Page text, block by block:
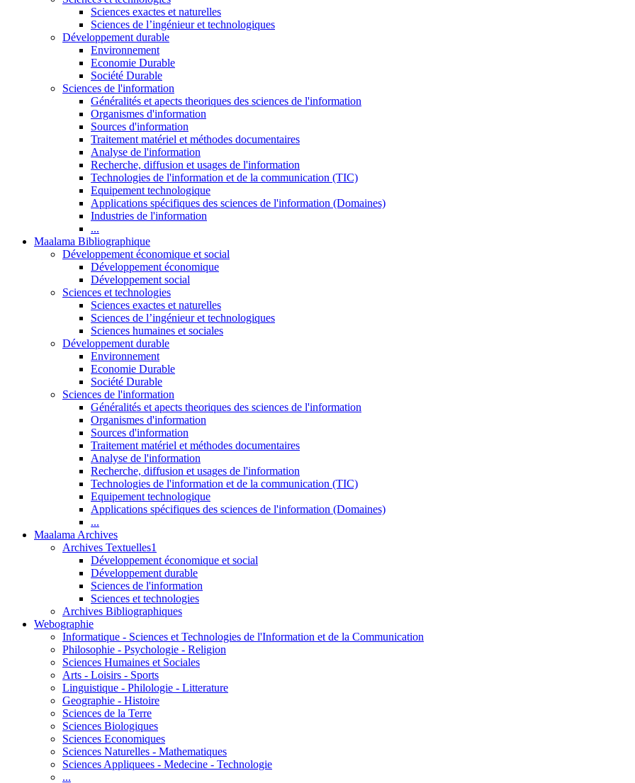
Sciences exactes et naturelles
Sciences de l’ingénieur et technologiques
Développement durable
Environnement
Economie Durable
Société Durable
Sciences de l'information
Généralités et apects theoriques des sciences de l'information
Organismes d'information
Sources d'information
Traitement matériel et méthodes documentaires
Analyse de l'information
Recherche, diffusion et usages de l'information
Technologies de l'information et de la communication (TIC)
Equipement technologique
Applications spécifiques des sciences de l'information (Domaines)
Industries de l'information
...
Maalama Bibliographique
Développement économique et social
Développement économique
Développement social
Sciences et technologies
Sciences exactes et naturelles
Sciences de l’ingénieur et technologiques
Sciences humaines et sociales
Développement durable
Environnement
Economie Durable
Société Durable
Sciences de l'information
Généralités et apects theoriques des sciences de l'information
Organismes d'information
Sources d'information
Traitement matériel et méthodes documentaires
Analyse de l'information
Recherche, diffusion et usages de l'information
Technologies de l'information et de la communication (TIC)
Equipement technologique
Applications spécifiques des sciences de l'information (Domaines)
...
Maalama Archives
Archives Textuelles1
Développement économique et social
Développement durable
Sciences de l'information
Sciences et technologies
Archives Bibliographiques
Webographie
Informatique - Sciences et Technologies de l'Information et de la Communication
Philosophie - Psychologie - Religion
Sciences Humaines et Sociales
Arts - Loisirs - Sports
Linguistique - Philologie - Litterature
Geographie - Histoire
Sciences de la Terre
Sciences Biologiques
Sciences Economiques
Sciences Naturelles - Mathematiques
Sciences Appliquees - Medecine - Technologie
...